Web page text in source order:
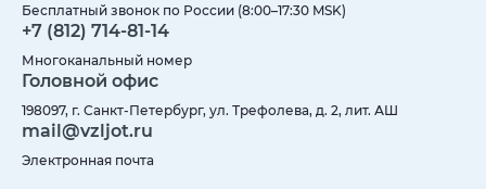
Бесплатный звонок по России (8:00–17:30 MSK)
+7 (812) 714-81-14
Многоканальный номер
Головной офис
198097, г. Санкт-Петербург, ул. Трефолева, д. 2, лит. АШ
mail@vzljot.ru
Электронная почта